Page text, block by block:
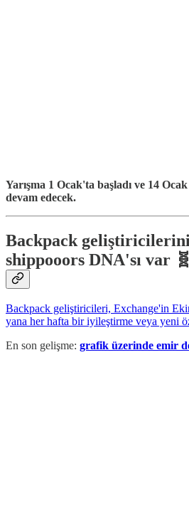
Yarışma 1 Ocak'ta başladı ve 14
devam edecek.
Backpack
shippooors DNA'sı var 🧬
Backpack geliştiricileri, Exchange'in
yana her hafta bir iyileştirme veya yeni
En son gelişme: grafik üzerinde emir